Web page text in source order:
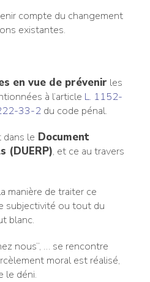
compte du changement
existantes.
en vue de prévenir les
à l’article L. 1152-
33-2 du code pénal.
le Document
(DUERP), et ce au travers
manière de traiter ce
subjectivité ou tout du
blanc.
nous”, … se rencontre
moral est réalisé,
le déni.